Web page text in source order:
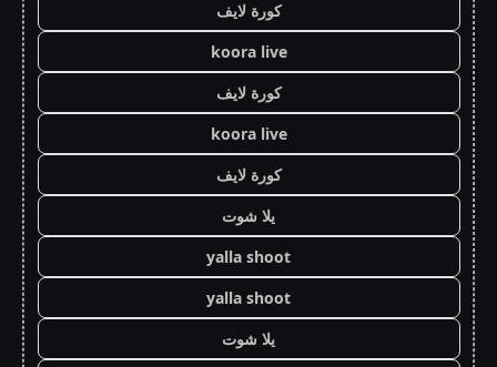
كورة لايف
koora live
كورة لايف
koora live
كورة لايف
يلا شوت
yalla shoot
yalla shoot
يلا شوت